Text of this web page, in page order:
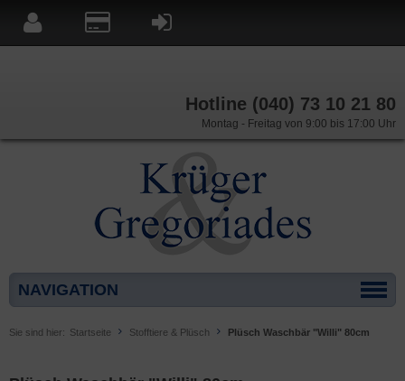
Hotline (040) 73 10 21 80
Montag - Freitag von 9:00 bis 17:00 Uhr
NAVIGATION
Sie sind hier: Startseite Stofftiere & Plüsch Plüsch Waschbär "Willi" 80cm